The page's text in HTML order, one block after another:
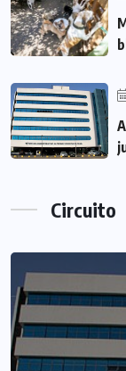
Circuito